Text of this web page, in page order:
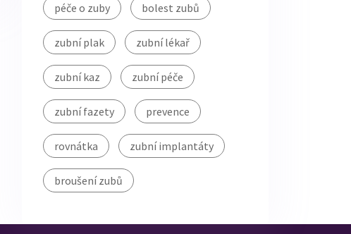
péče o zuby bolest zubů
zubní plak zubní lékař
zubní kaz zubní péče
zubní fazety prevence
rovnátka zubní implantáty
broušení zubů